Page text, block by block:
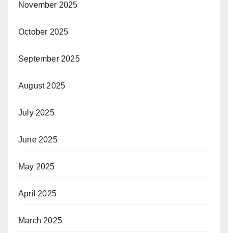
November 2025
October 2025
September 2025
August 2025
July 2025
June 2025
May 2025
April 2025
March 2025